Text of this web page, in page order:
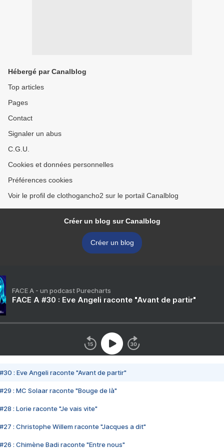
Hébergé par Canalblog
Top articles
Pages
Contact
Signaler un abus
C.G.U.
Cookies et données personnelles
Préférences cookies
Voir le profil de clothogancho2 sur le portail Canalblog
Créer un blog sur Canalblog
Créer un blog
FACE A - un podcast Purecharts
FACE A #30 : Eve Angeli raconte "Avant de partir"
#30 : Eve Angeli raconte "Avant de partir"
#29 : MC Solaar raconte "Bouge de là"
#28 : Lorie raconte "Je vais vite"
#27 : Christophe Willem raconte "Jacques a dit"
#26 : Chimène Badi raconte "Entre nous"